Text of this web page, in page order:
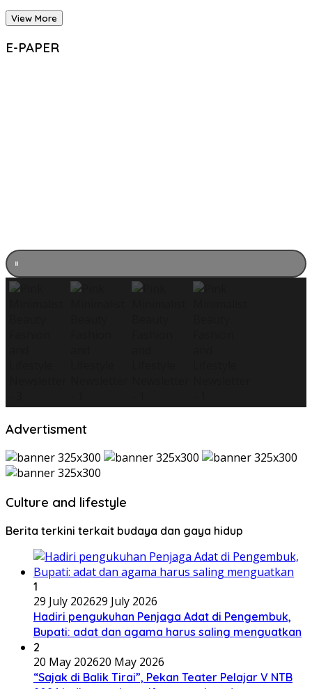
View More
E-PAPER
Advertisment
Culture and lifestyle
Berita terkini terkait budaya dan gaya hidup
1
29 July 202629 July 2026
Hadiri pengukuhan Penjaga Adat di Pengembuk,
Bupati: adat dan agama harus saling menguatkan
2
20 May 202620 May 2026
“Sajak di Balik Tirai”, Pekan Teater Pelajar V NTB